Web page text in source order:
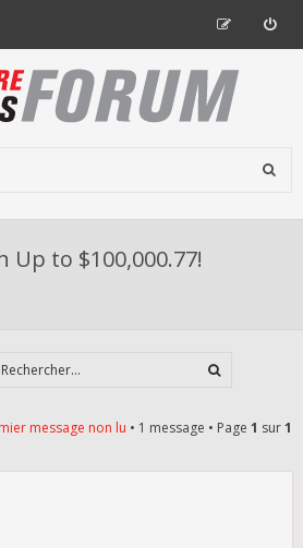
Up to $100,000.77!
message non lu • 1 message • Page 1 sur1